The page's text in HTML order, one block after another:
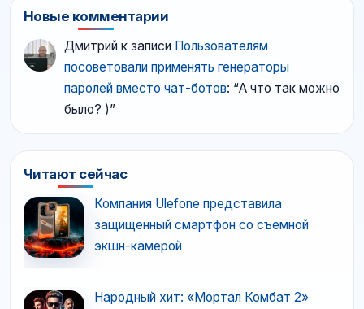
Новые комментарии
Дмитрий к записи Пользователям
посоветовали применять генераторы
паролей вместо чат-ботов: “А что так можно
было? )”
Читают сейчас
Компания Ulefone представила
защищенный смартфон со съемной
экшн-камерой
Народный хит: «Мортал Комбат 2»